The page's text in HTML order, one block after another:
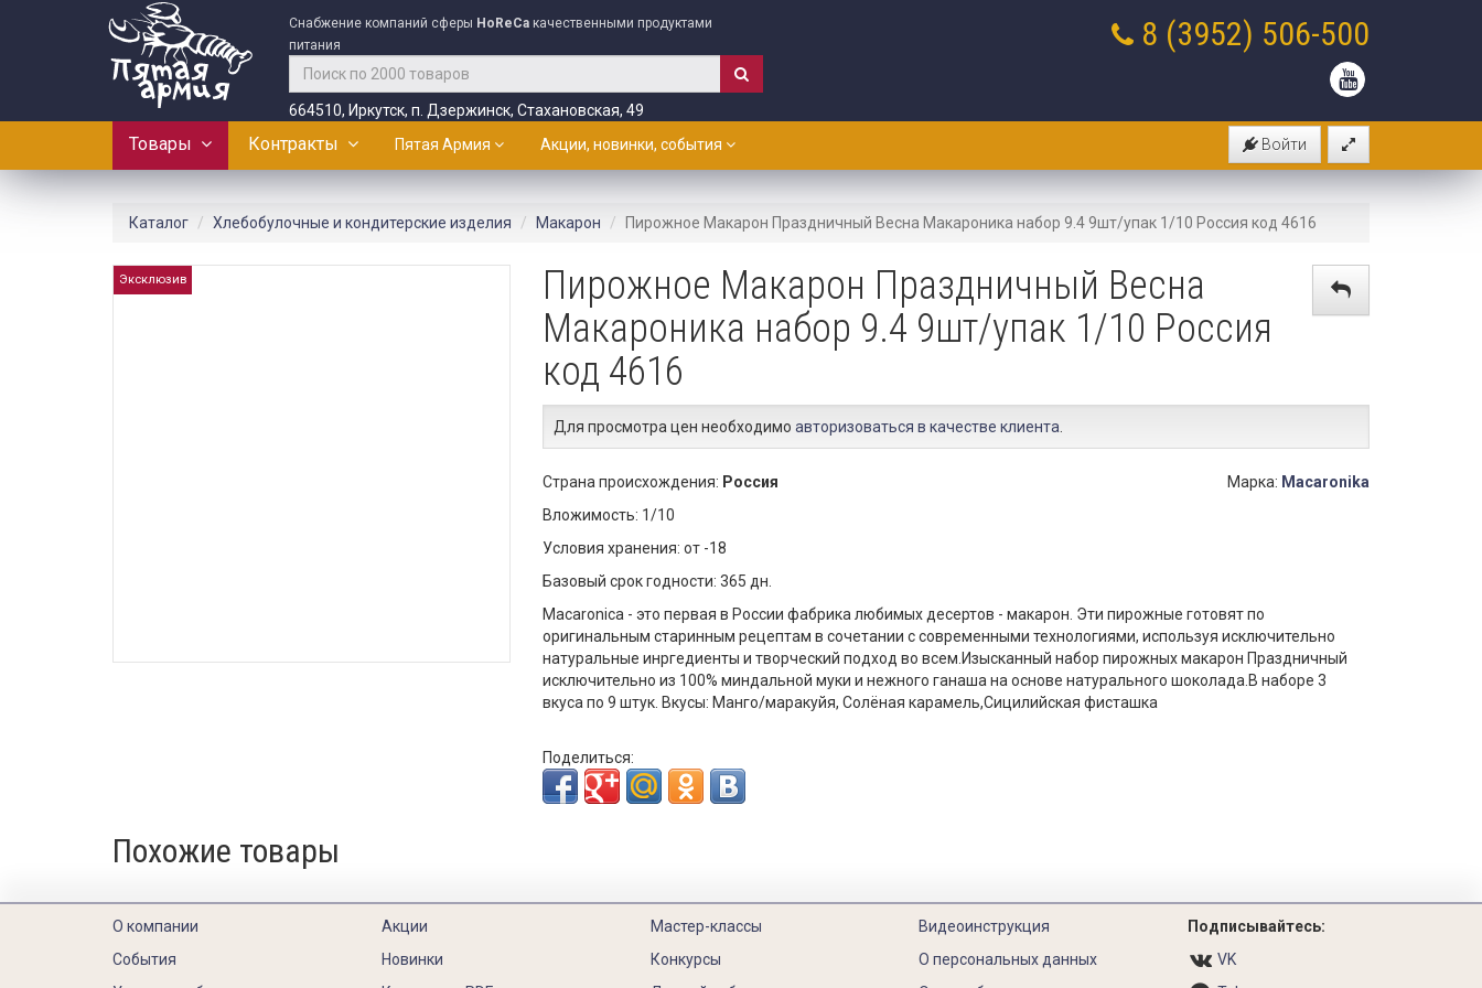
Снабжение компаний сферы HoReCa качественными продуктами
питания
664510, Иркутск, п. Дзержинск, Стахановская, 49
8 (3952) 506-500
Войти
Товары Контракты Пятая Армия Акции, новинки, события
Каталог Хлебобулочные и кондитерские изделия Макарон Пирожное Макарон Праздничный Весна Макароника набор 9.4 9шт/упак 1/10 Россия код 4616
Эксклюзив
Пирожное Макарон Праздничный Весна
Макароника набор 9.4 9шт/упак 1/10 Россия
код 4616
Для просмотра цен необходимо авторизоваться в качестве клиента
Страна происхождения: Россия
Вложимость: 1/10
Условия хранения: от -18
Базовый срок годности: 365 дн.
Марка: Macaronika
Macaronica - это первая в России фабрика любимых десертов - макарон. Эти пирожные готовят по
оригинальным старинным рецептам в сочетании с современными технологиями, используя исключительно
натуральные инргедиенты и творческий подход во всем.Изысканный набор пирожных макарон Праздничный
исключительно из 100% миндальной муки и нежного ганаша на основе натурального шоколада.В наборе 3
вкуса по 9 штук. Вкусы: Манго/маракуйя, Солёная карамель,Сицилийская фисташка
Поделиться:
Похожие товары
О компании
События
Акции
Новинки
Мастер-классы
Конкурсы
Видеоинструкция
О персональных данных
Подписывайтесь:
VK